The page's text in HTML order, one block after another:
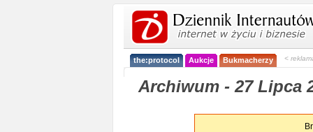
the:protocol Aukcje Bukmacherzy <
Archiwum - 27 Lipca